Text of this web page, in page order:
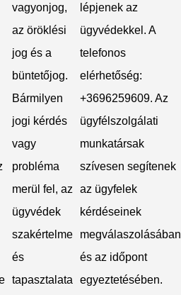
vagyonjog,
az öröklési
jog és a
büntetőjog.
Bármilyen
jogi kérdés
vagy
probléma
merül fel, az
ügyvédek
szakértelme
és
tapasztalata
lépjenek az
ügyvédekkel. A
telefonos
elérhetőség:
+3696259609. Az
ügyfélszolgálati
munkatársak
szívesen segítenek
az ügyfelek
kérdéseinek
megválaszolásában
és az időpont
egyeztetésében.